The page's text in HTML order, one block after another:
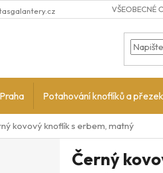
VŠEOBECNÉ
Potahování knoflíků a
kovový knoflík s erbem, matný
Černý